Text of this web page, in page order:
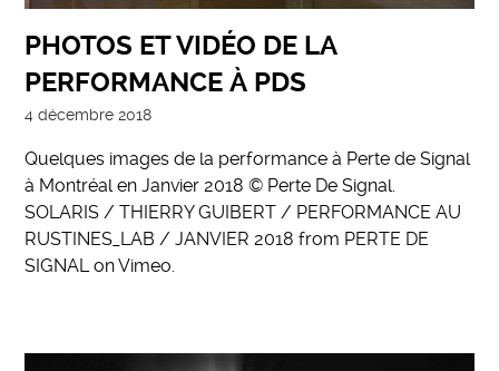
PHOTOS ET VIDÉO DE LA
PERFORMANCE À PDS
4 décembre 2018
Quelques images de la performance à Perte de Signal
à Montréal en Janvier 2018 © Perte De Signal.
SOLARIS / THIERRY GUIBERT / PERFORMANCE AU
RUSTINES_LAB / JANVIER 2018 from PERTE DE
SIGNAL on Vimeo.